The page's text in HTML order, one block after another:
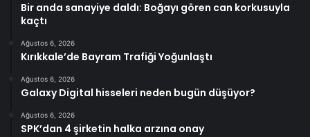
Bir anda sanayiye daldı: Boğayı gören can korkusuyla
kaçtı
Ağustos 6, 2026
Kırıkkale’de Bayram Trafiği Yoğunlaştı
Ağustos 6, 2026
Galaxy Digital hisseleri neden bugün düşüyor?
Ağustos 6, 2026
SPK’dan 4 şirketin halka arzına onay